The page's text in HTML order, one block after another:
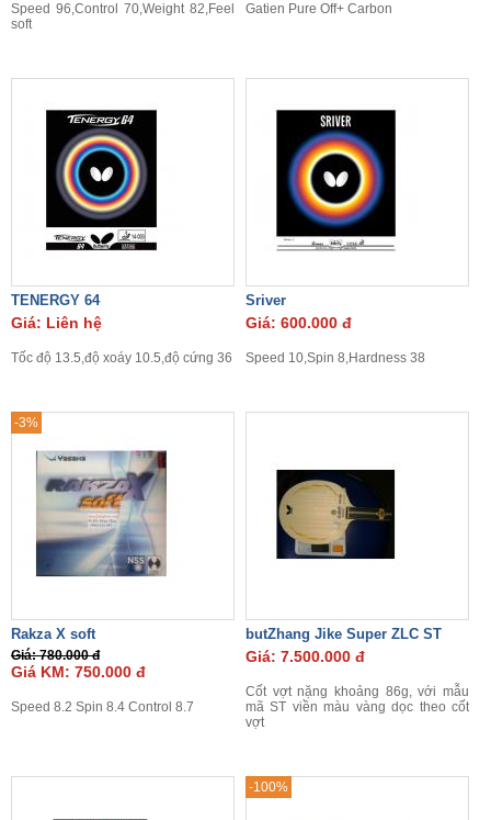
Speed 96,Control 70,Weight 82,Feel
soft
Gatien Pure Off+ Carbon
TENERGY 64
Giá: Liên hệ
Tốc độ 13.5,độ xoáy 10.5,độ cứng 36
Sriver
Giá: 600.000 đ
Speed 10,Spin 8,Hardness 38
-3%
Rakza X soft
Giá: 780.000 đ
Giá KM: 750.000 đ
Speed 8.2 Spin 8.4 Control 8.7
butZhang Jike Super ZLC ST
Giá: 7.500.000 đ
Cốt vợt nặng khoảng 86g, với mẫu
mã ST viền màu vàng dọc theo cốt
vợt
-100%